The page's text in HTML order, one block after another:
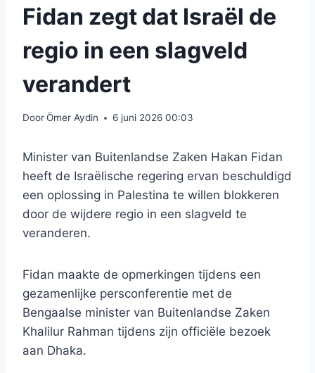
Fidan zegt dat Israël de
regio in een slagveld
verandert
DoorÖmer Aydin 6 juni 2026 00:03
Minister van Buitenlandse Zaken Hakan Fidan
heeft de Israëlische regering ervan beschuldigd
een oplossing in Palestina te willen blokkeren
door de wijdere regio in een slagveld te
veranderen.
Fidan maakte de opmerkingen tijdens een
gezamenlijke persconferentie met de
Bengaalse minister van Buitenlandse Zaken
Khalilur Rahman tijdens zijn officiële bezoek
aan Dhaka.